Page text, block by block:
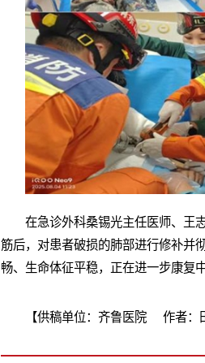
在急诊外科桑锡光主任医师、王
筋后，对患者破损的肺部进行修补并
畅、生命体征平稳，正在进一步康复中
【供稿单位：齐鲁医院 作者：